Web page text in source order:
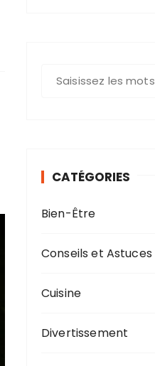
e
o
r
CATÉGORIES
Bien-Être
Conseils et Astuces
Cuisine
Divertissement